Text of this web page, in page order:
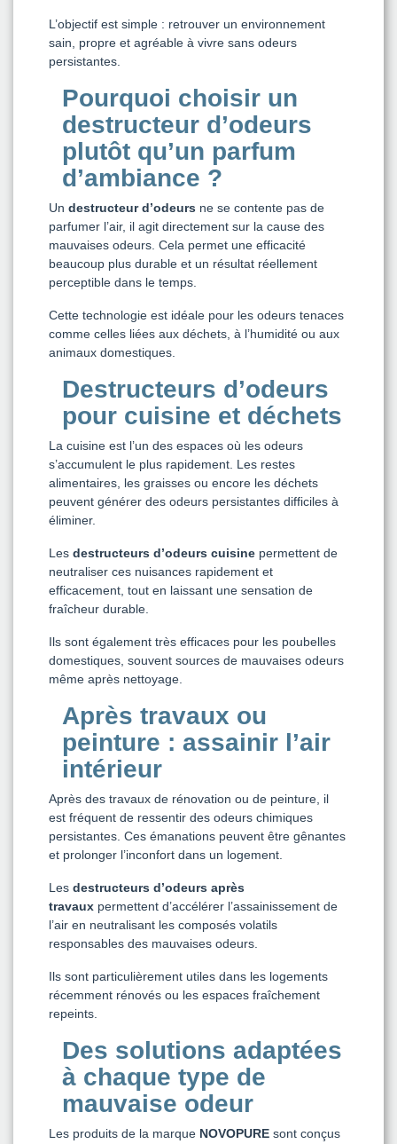
L’objectif est simple : retrouver un environnement
sain, propre et agréable à vivre sans odeurs
persistantes.
Pourquoi choisir un
destructeur d’odeurs
plutôt qu’un parfum
d’ambiance ?
Un destructeur d’odeurs ne se contente pas de
parfumer l’air, il agit directement sur la cause des
mauvaises odeurs. Cela permet une efficacité
beaucoup plus durable et un résultat réellement
perceptible dans le temps.
Cette technologie est idéale pour les odeurs tenaces
comme celles liées aux déchets, à l’humidité ou aux
animaux domestiques.
Destructeurs d’odeurs
pour cuisine et déchets
La cuisine est l’un des espaces où les odeurs
s’accumulent le plus rapidement. Les restes
alimentaires, les graisses ou encore les déchets
peuvent générer des odeurs persistantes difficiles à
éliminer.
Les destructeurs d’odeurs cuisine permettent de
neutraliser ces nuisances rapidement et
efficacement, tout en laissant une sensation de
fraîcheur durable.
Ils sont également très efficaces pour les poubelles
domestiques, souvent sources de mauvaises odeurs
même après nettoyage.
Après travaux ou
peinture : assainir l’air
intérieur
Après des travaux de rénovation ou de peinture, il
est fréquent de ressentir des odeurs chimiques
persistantes. Ces émanations peuvent être gênantes
et prolonger l’inconfort dans un logement.
Les destructeurs d’odeurs après
travaux permettent d’accélérer l’assainissement de
l’air en neutralisant les composés volatils
responsables des mauvaises odeurs.
Ils sont particulièrement utiles dans les logements
récemment rénovés ou les espaces fraîchement
repeints.
Des solutions adaptées
à chaque type de
mauvaise odeur
Les produits de la marque NOVOPURE sont conçus